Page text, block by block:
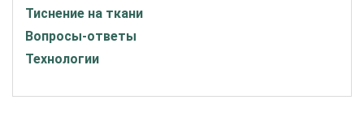
Тиснение на ткани
Вопросы-ответы
Технологии